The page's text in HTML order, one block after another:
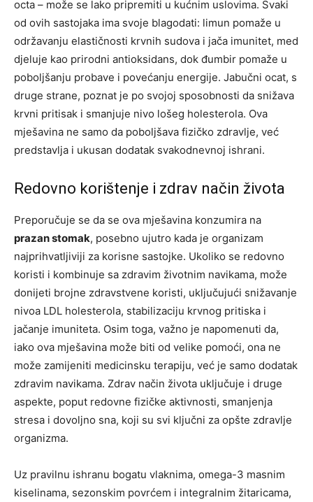
octa – može se lako pripremiti u kućnim uslovima. Svaki
od ovih sastojaka ima svoje blagodati: limun pomaže u
održavanju elastičnosti krvnih sudova i jača imunitet, med
djeluje kao prirodni antioksidans, dok đumbir pomaže u
poboljšanju probave i povećanju energije. Jabučni ocat, s
druge strane, poznat je po svojoj sposobnosti da snižava
krvni pritisak i smanjuje nivo lošeg holesterola. Ova
mješavina ne samo da poboljšava fizičko zdravlje, već
predstavlja i ukusan dodatak svakodnevnoj ishrani.
Redovno korištenje i zdrav način života
Preporučuje se da se ova mješavina konzumira na
prazan stomak, posebno ujutro kada je organizam
najprihvatljiviji za korisne sastojke. Ukoliko se redovno
koristi i kombinuje sa zdravim životnim navikama, može
donijeti brojne zdravstvene koristi, uključujući snižavanje
nivoa LDL holesterola, stabilizaciju krvnog pritiska i
jačanje imuniteta. Osim toga, važno je napomenuti da,
iako ova mješavina može biti od velike pomoći, ona ne
može zamijeniti medicinsku terapiju, već je samo dodatak
zdravim navikama. Zdrav način života uključuje i druge
aspekte, poput redovne fizičke aktivnosti, smanjenja
stresa i dovoljno sna, koji su svi ključni za opšte zdravlje
organizma.
Uz pravilnu ishranu bogatu vlaknima, omega-3 masnim
kiselinama, sezonskim povrćem i integralnim žitaricama,